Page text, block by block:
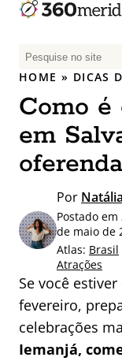
P
e
q
u
i
s
p
o
:
HOME » DICAS
Como é
em
Por
Postado
de maio de
Atlas: Brasil
Atrações
Se você
fevereiro,
celebrações
Iemanjá,